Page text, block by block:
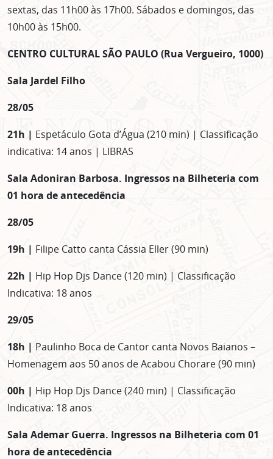
sextas, das 11h00 às 17h00. Sábados e domingos, das
10h00 às 15h00.
CENTRO CULTURAL SÃO PAULO (Rua Vergueiro, 1000)
Sala Jardel Filho
28/05
21h | Espetáculo Gota d’Água (210 min) | Classificação
indicativa: 14 anos | LIBRAS
Sala Adoniran Barbosa. Ingressos na Bilheteria com
01 hora de antecedência
28/05
19h | Filipe Catto canta Cássia Eller (90 min)
22h | Hip Hop Djs Dance (120 min) | Classificação
Indicativa: 18 anos
29/05
18h | Paulinho Boca de Cantor canta Novos Baianos –
Homenagem aos 50 anos de Acabou Chorare (90 min)
00h | Hip Hop Djs Dance (240 min) | Classificação
Indicativa: 18 anos
Sala Ademar Guerra. Ingressos na Bilheteria com 01
hora de antecedência